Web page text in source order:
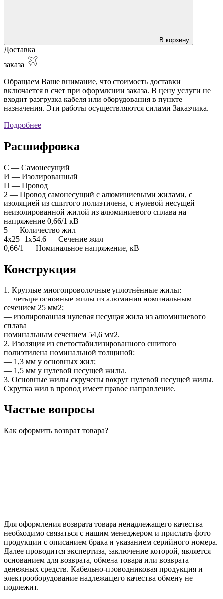
В корзину
Доставка
заказа
Обращаем Ваше внимание, что стоимость доставки
включается в счет при оформлении заказа. В цену услуги не
входит разгрузка кабеля или оборудования в пункте
назначения. Эти работы осуществляются силами Заказчика.
Подробнее
Расшифровка
С — Самонесущий
И — Изолированный
П — Провод
2 — Провод самонесущий с алюминиевыми жилами, с
изоляцией из сшитого полиэтилена, с нулевой несущей
неизолированной жилой из алюминиевого сплава на
напряжение 0,66/1 кВ
5 — Количество жил
4х25+1х54.6 — Сечение жил
0,66/1 — Номинальное напряжение, кВ
Конструкция
1. Круглые многопроволочные уплотнённые жилы:
— четыре основные жилы из алюминия номинальным
сечением 25 мм2;
— изолированная нулевая несущая жила из алюминиевого
сплава
номинальным сечением 54,6 мм2.
2. Изоляция из светостабилизированного сшитого
полиэтилена номинальной толщиной:
— 1,3 мм у основных жил;
— 1,5 мм у нулевой несущей жилы.
3. Основные жилы скручены вокруг нулевой несущей жилы.
Скрутка жил в провод имеет правое направление.
Частые вопросы
Как оформить возврат товара?
Для оформления возврата товара ненадлежащего качества
необходимо связаться с нашим менеджером и прислать фото
продукции с описанием брака и указанием серийного номера.
Далее проводится экспертиза, заключение которой, является
основанием для возврата, обмена товара или возврата
денежных средств. Кабельно-проводниковая продукция и
электрооборудование надлежащего качества обмену не
подлежит.